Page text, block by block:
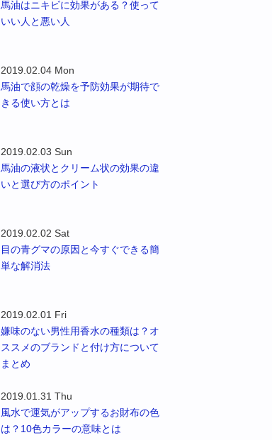
馬油はニキビに効果がある？使って
いい人と悪い人
2019.02.04 Mon
馬油で顔の乾燥を予防効果が期待で
きる使い方とは
2019.02.03 Sun
馬油の液状とクリーム状の効果の違
いと選び方のポイント
2019.02.02 Sat
目の青グマの原因と今すぐできる簡
単な解消法
2019.02.01 Fri
嫌味のない男性用香水の種類は？オ
ススメのブランドと付け方について
まとめ
2019.01.31 Thu
風水で運気がアップするお財布の色
は？10色カラーの意味とは